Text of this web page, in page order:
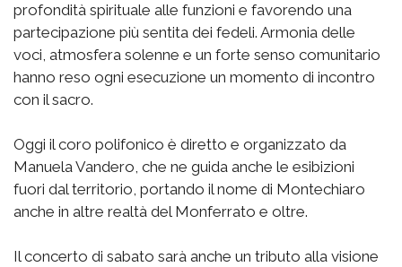
profondità spirituale alle funzioni e favorendo una
partecipazione più sentita dei fedeli. Armonia delle
voci, atmosfera solenne e un forte senso comunitario
hanno reso ogni esecuzione un momento di incontro
con il sacro.
Oggi il coro polifonico è diretto e organizzato da
Manuela Vandero, che ne guida anche le esibizioni
fuori dal territorio, portando il nome di Montechiaro
anche in altre realtà del Monferrato e oltre.
Il concerto di sabato sarà anche un tributo alla visione